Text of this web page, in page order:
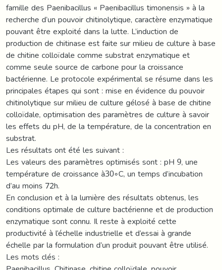
famille des Paenibacillus « Paenibacillus timonensis » à la
recherche d’un pouvoir chitinolytique, caractère enzymatique
pouvant être exploité dans la lutte. L’induction de
production de chitinase est faite sur milieu de culture à base
de chitine colloïdale comme substrat enzymatique et
comme seule source de carbone pour la croissance
bactérienne. Le protocole expérimental se résume dans les
principales étapes qui sont : mise en évidence du pouvoir
chitinolytique sur milieu de culture gélosé à base de chitine
colloïdale, optimisation des paramètres de culture à savoir
les effets du pH, de la température, de la concentration en
substrat.
Les résultats ont été les suivant :
Les valeurs des paramètres optimisés sont : pH 9, une
température de croissance à30◦C, un temps d’incubation
d’au moins 72h.
En conclusion et à la lumière des résultats obtenus, les
conditions optimale de culture bactérienne et de production
enzymatique sont connu. Il reste à exploité cette
productivité à l’échelle industrielle et d’essai à grande
échelle par la formulation d’un produit pouvant être utilisé.
Les mots clés :